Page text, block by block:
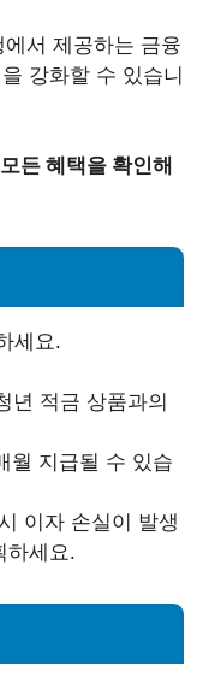
에서 제공하는 금융
강화할 수 있습니
든 혜택을 확인해
세요.
년 적금 상품과의
월 지급될 수 있습
이자 손실이 발생
하세요.